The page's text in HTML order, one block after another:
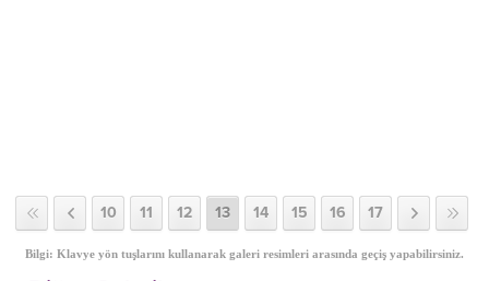
10 11 12 13 14 15 16 17
Bilgi: Klavye yön tuşlarını kullanarak galeri resimleri arasında geçiş yapabilirsiniz.